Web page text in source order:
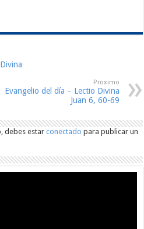
Proximo
Evangelio del día – Lectio Divina
Juan 6, 60-69
debes estarconectado para publicar un